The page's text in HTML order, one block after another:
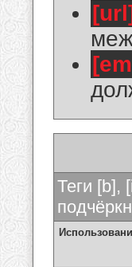
Теги [b],